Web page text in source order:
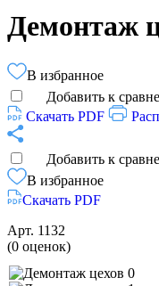
Демонтаж
В избранное
Добавить к
Скачать PDF
Добавить к
В избранное
Скачать PDF
Арт. 1132
(0 оценок)